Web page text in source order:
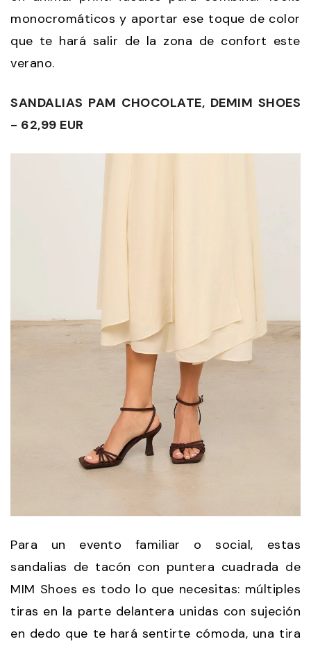
monocromáticos y aportar ese toque de color
que te hará salir de la zona de confort este
verano.
SANDALIAS PAM CHOCOLATE, DEMIM SHOES
- 62,99 EUR
Para un evento familiar o social, estas
sandalias de tacón con puntera cuadrada de
MIM Shoes es todo lo que necesitas: múltiples
tiras en la parte delantera unidas con sujeción
en dedo que te hará sentirte cómoda, una tira